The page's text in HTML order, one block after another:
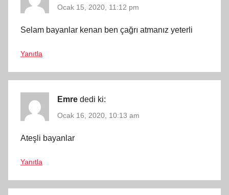
Ocak 15, 2020, 11:12 pm
Selam bayanlar kenan ben çağrı atmanız yeterli
Yanıtla
Emre dedi ki:
Ocak 16, 2020, 10:13 am
Ateşli bayanlar
Yanıtla